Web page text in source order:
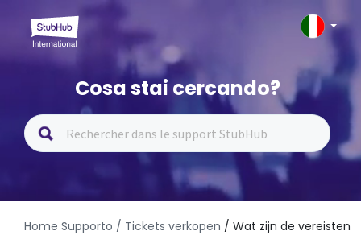
Cosa stai cercando?
Home Supporto / Tickets verkopen / Wat zijn de vereisten